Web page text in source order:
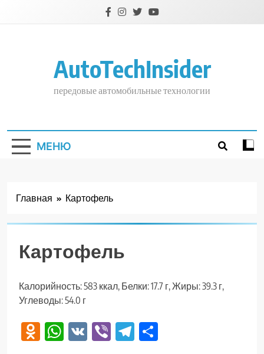
AutoTechInsider
передовые автомобильные технологии
МЕНЮ
Главная Картофель
Картофель
Калорийность: 583 ккал, Белки: 17.7 г, Жиры: 39.3 г,
Углеводы: 54.0 г
Odnoklassniki
WhatsApp
VK ViberTelegram